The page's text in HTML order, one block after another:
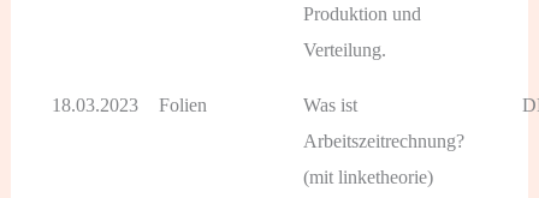
Produktion und
Verteilung.
18.03.2023 Folien
Was ist
Arbeitszeitrechnung?
(mit linketheorie)